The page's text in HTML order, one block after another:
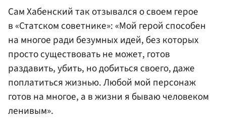
Сам Хабенский так отзывался о своем герое
в «Статском советнике»: «Мой герой способен
на многое ради безумных идей, без которых
просто существовать не может, готов
раздавить, убить, но добиться своего, даже
поплатиться жизнью. Любой мой персонаж
готов на многое, а в жизни я бываю человеком
ленивым».